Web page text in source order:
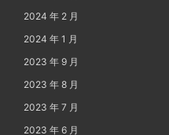
2024 年 2 月
2024 年 1 月
2023 年 9 月
2023 年 8 月
2023 年 7 月
2023 年 6 月